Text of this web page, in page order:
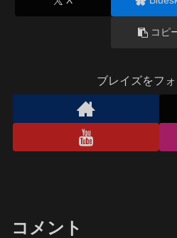
コピ
ブレイズをフ
コメント